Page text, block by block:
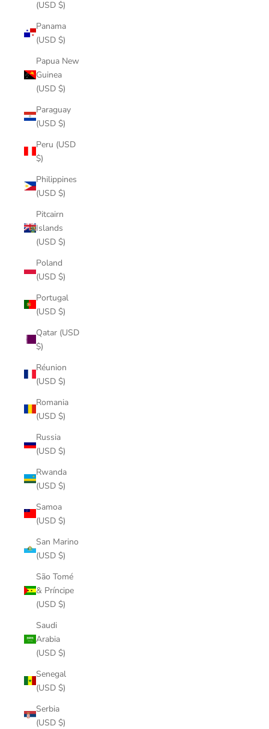
(USD $)
Panama
(USD $)
Papua New
Guinea
(USD $)
Paraguay
(USD $)
Peru (USD
$)
Philippines
(USD $)
Pitcairn
Islands
(USD $)
Poland
(USD $)
Portugal
(USD $)
Qatar (USD
$)
Réunion
(USD $)
Romania
(USD $)
Russia
(USD $)
Rwanda
(USD $)
Samoa
(USD $)
San Marino
(USD $)
São Tomé
& Príncipe
(USD $)
Saudi
Arabia
(USD $)
Senegal
(USD $)
Serbia
(USD $)